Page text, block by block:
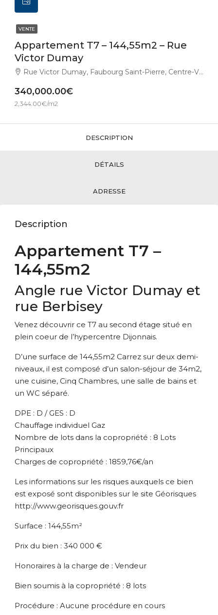
VENTE
Appartement T7 – 144,55m2 – Rue
Victor Dumay
Rue Victor Dumay, Faubourg Saint-Pierre, Centre-Ville, Dijon, Côte-d'Or, Bourgogne-Franche-Comté, France métropolitaine, 21000, France
340,000.00€
2,344.00€/m2
DESCRIPTION
DÉTAILS
ADRESSE
Description
Appartement T7 –
144,55m2
Angle rue Victor Dumay et
rue Berbisey
Venez découvrir ce T7 au second étage situé en
plein coeur de l’hypercentre Dijonnais.
D’une surface de 144,55m2 Carrez sur deux demi-
niveaux, il est composé d’un salon-séjour de 34m2,
une cuisine, Cinq Chambres, une salle de bains et
un WC séparé.
DPE : D / GES : D
Chauffage individuel Gaz
Nombre de lots dans la copropriété : 8 Lots
Principaux
Charges de copropriété : 1859,76€/an
Les informations sur les risques auxquels ce bien
est exposé sont disponibles sur le site Géorisques
http://www.georisques.gouv.fr
Surface : 144,55m²
Prix du bien : 340 000 €
Honoraires à la charge de : Vendeur
Bien soumis à la copropriété : 8 lots
Procédure : Aucune procédure en cours